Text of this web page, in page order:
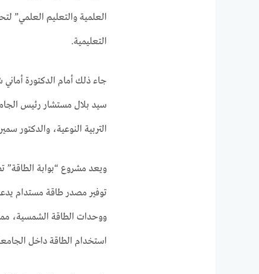
العلمية والتعليم العلمي”
التعليمية.
جاء ذلك أمام الدكتورة
سيد بلال مستشار رئيس
التربية النوعية،
ويعد مشروع “بوابة الطاقة”
توفير مصدر طاقة مستدام
ووحدات الطاقة الشمسية،
استخدام الطاقة داخل